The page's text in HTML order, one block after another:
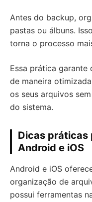
Antes do backup,
pastas ou álbuns.
torna o processo
Essa prática garante
de maneira
os seus arquivos
do sistema.
Dicas práticas
Android e iOS
Android e iOS
organização de
possui ferramentas